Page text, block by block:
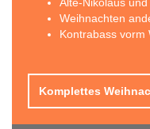
Weihnachten
Kontrabass vorm
Komplettes